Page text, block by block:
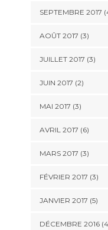
SEPTEMBRE 2017
AOÛT 2017 (3)
JUILLET 2017 (3)
JUIN 2017 (2)
MAI 2017 (3)
AVRIL 2017 (6)
MARS 2017 (3)
FÉVRIER 2017 (3)
JANVIER 2017 (5)
DÉCEMBRE 2016